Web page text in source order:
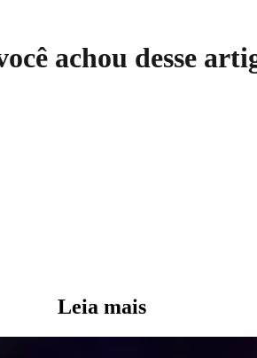
achou desse
Leia mais